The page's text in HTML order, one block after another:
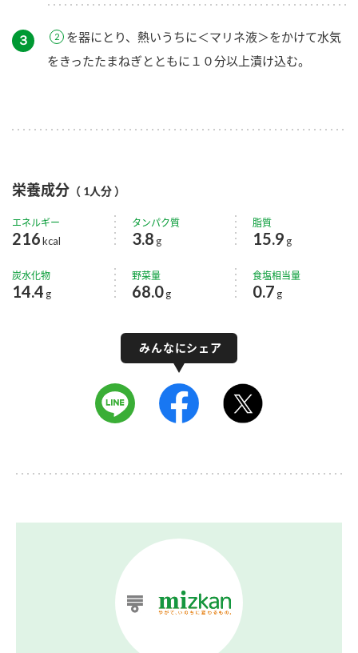
３
を器にとり、熱いうちに＜マリネ液＞をかけて水気
をきったたまねぎとともに１０分以上漬け込む。
栄養成分 （ 1人分 ）
エネルギー
216kcal
タンパク質
3.8 g
脂質
15.9 g
炭水化物
14.4 g
野菜量
68.0g
食塩相当量
0.7 g